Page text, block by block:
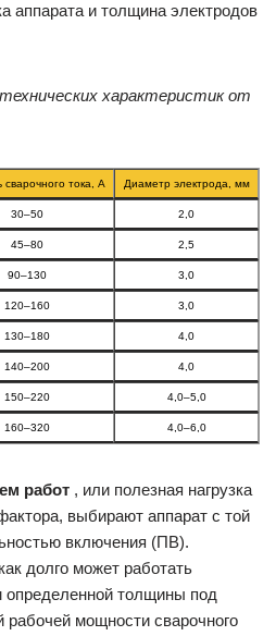
аппарата и толщина электродов
характеристик от
тока, А Диаметр электрода, мм
30–50 2,0
45–80 2,5
90–130 3,0
120–160 3,0
130–180 4,0
140–200 4,0
150–220 4,0–5,0
160–320 4,0–6,0
работ , или полезная нагрузка
выбирают аппарат с той
включения (ПВ).
долго может работать
определенной толщины под
рабочей мощности сварочного